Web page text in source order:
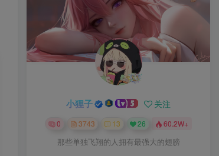
小狸子 关注
0 3743 13 26 60.2W+
那些单独飞翔的人拥有最强大的翅膀